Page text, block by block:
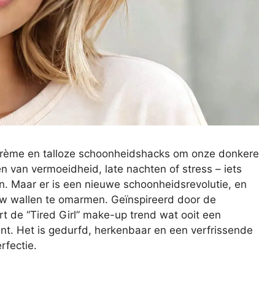
en talloze schoonheidshacks om onze donkere
van vermoeidheid, late nachten of stress – iets
Maar er is een nieuwe schoonheidsrevolutie, en
wallen te omarmen. Geïnspireerd door de
de “Tired Girl” make-up trend wat ooit een
Het is gedurfd, herkenbaar en een verfrissende